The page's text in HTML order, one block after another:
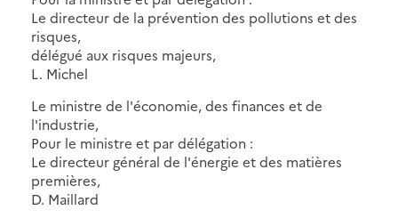
Le directeur de la prévention des pollutions et des
risques,
délégué aux risques majeurs,
L. Michel
Le ministre de l'économie, des finances et de
l'industrie,
Pour le ministre et par délégation :
Le directeur général de l'énergie et des matières
premières,
D. Maillard